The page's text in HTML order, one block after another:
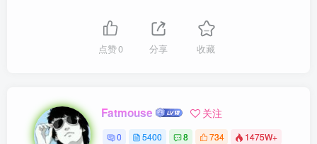
点赞0 分享 收藏
Fatmouse 关注
0 5400 8 734 1475W+